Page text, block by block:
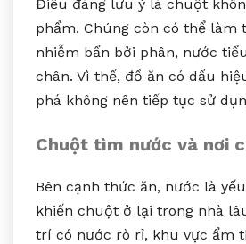
Điều đáng lưu ý là chuột
phẩm. Chúng còn có thể làm
nhiễm bẩn bởi phân, nước
chân. Vì thế, đồ ăn có dấu
phá không nên tiếp tục sử
Chuột tìm nước và nơi
Bên cạnh thức ăn, nước là
khiến chuột ở lại trong nhà
trí có nước rò rỉ, khu vực ẩm